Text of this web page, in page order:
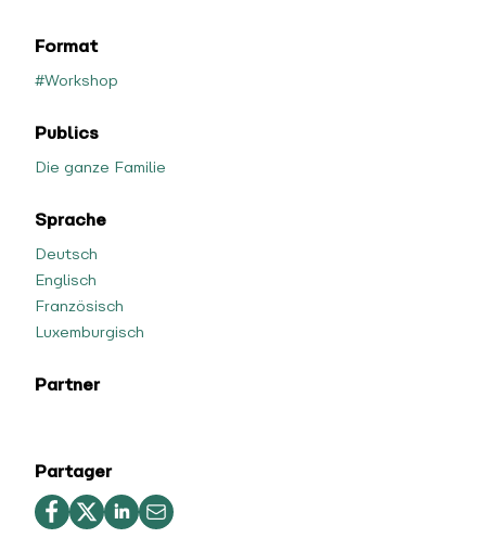
Format
#Workshop
Publics
Die ganze Familie
Sprache
Deutsch
Englisch
Französisch
Luxemburgisch
Partner
Partager